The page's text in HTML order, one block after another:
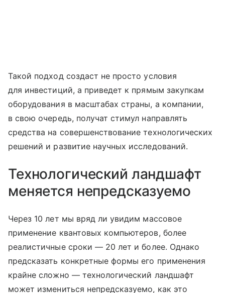
Такой подход создаст не просто условия
для инвестиций, а приведет к прямым закупкам
оборудования в масштабах страны, а компании,
в свою очередь, получат стимул направлять
средства на совершенствование технологических
решений и развитие научных исследований.
Технологический ландшафт
меняется непредсказуемо
Через 10 лет мы вряд ли увидим массовое
применение квантовых компьютеров, более
реалистичные сроки — 20 лет и более. Однако
предсказать конкретные формы его применения
крайне сложно — технологический ландшафт
может измениться непредсказуемо, как это